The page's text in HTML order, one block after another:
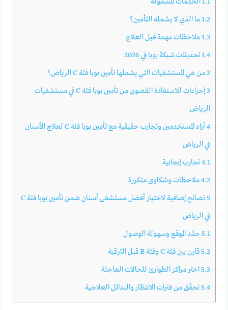
1.2ما الذي لا يشمله التأمين؟
1.3ملاحظات مهمة قبل العلاج
1.4تحديثات شبكة بوبا في 2026
2من هي المستشفيات التي يشملها تأمين بوبا فئة C الرياض؟
3
إجراءات للاستفادة القصوى من تأمين بوبا فئة C في مستشفيات
الرياض
4
آراء المستخدمين وتجارب حقيقية مع تأمين بوبا فئة C لعلاج الأسنان
في الرياض
4.1تجارب إيجابية
4.2ملاحظات وشكاوى متكررة
5
نصائح إضافية لاختيار أفضل مستشفى أسنان ضمن تأمين بوبا فئة C
في الرياض
5.1حدّد الموقع وسهولة الوصول
5.2قارن بين فئة C وفئة B قبل الترقية
5.3اختر مراكز الطوارئ للحالات العاجلة
5.4تحقّق من فترات الانتظار والبدائل العلاجية